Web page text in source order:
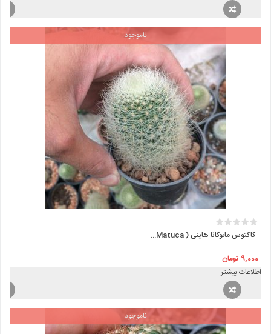
کاکتوس ماتوکانا هاینی ( Matuca...
ناموجود
9,000 تومان
اطلاعات بیشتر
ناموجود